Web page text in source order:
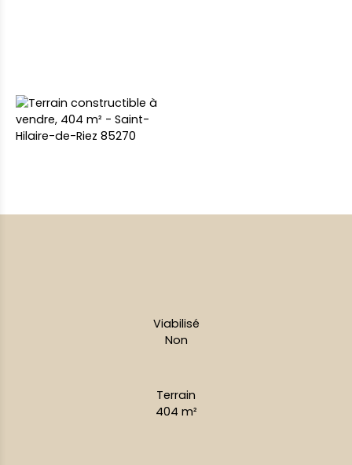
Viabilisé
Non
Terrain
404 m²